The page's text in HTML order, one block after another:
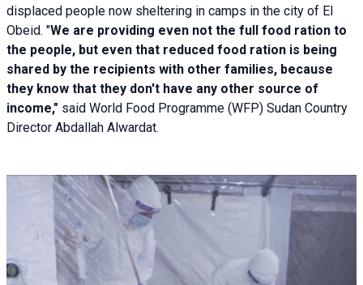
displaced people now sheltering in camps in the city of El
Obeid. "We are providing even not the full food ration to
the people, but even that reduced food ration is being
shared by the recipients with other families, because
they know that they don't have any other source of
income," said World Food Programme (WFP) Sudan Country
Director Abdallah Alwardat.